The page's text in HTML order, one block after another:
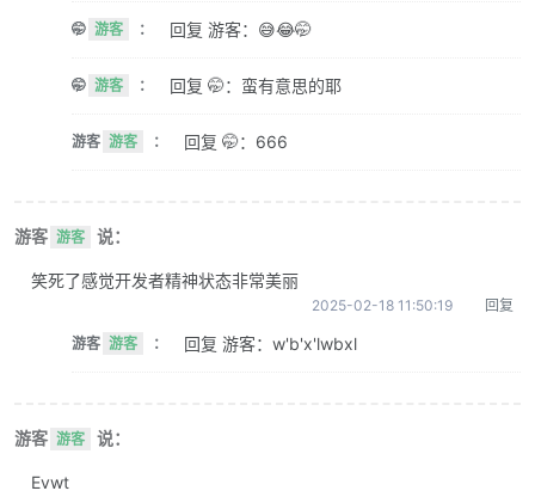
🤭 游客 ： 回复 游客：😅😂🤭
🤭 游客 ： 回复 🤭：蛮有意思的耶
游客 游客 ： 回复 🤭：666
游客 游客 说：
笑死了感觉开发者精神状态非常美丽
2025-02-18 11:50:19 回复
游客 游客 ： 回复 游客：w'b'x'lwbxl
游客 游客 说：
Evwt